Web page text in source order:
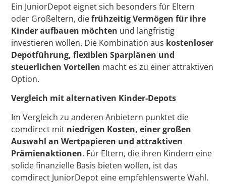
Ein JuniorDepot eignet sich besonders für Eltern
oder Großeltern, diefrühzeitig Vermögen für ihre
Kinder aufbauen möchten und langfristig
investieren wollen. Die Kombination aus kostenloser
Depotführung, flexiblen Sparplänen und
steuerlichen Vorteilen macht es zu einer attraktiven
Option.
Vergleich mit alternativen Kinder-Depots
Im Vergleich zu anderen Anbietern punktet die
comdirect mit niedrigen Kosten, einer großen
Auswahl an Wertpapieren und attraktiven
Prämienaktionen. Für Eltern, die ihren Kindern eine
solide finanzielle Basis bieten wollen, ist das
comdirect JuniorDepot eine empfehlenswerte Wahl.